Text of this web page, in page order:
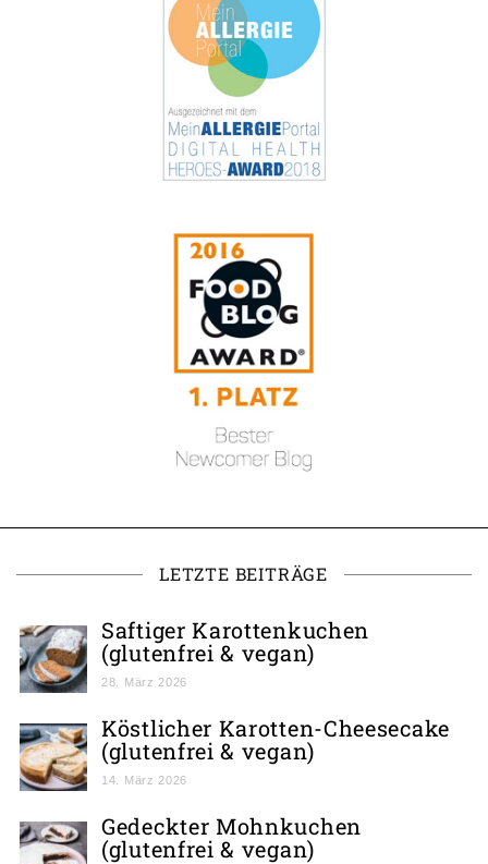
LETZTE BEITRÄGE
Saftiger Karottenkuchen
(glutenfrei & vegan)
28. März 2026
Köstlicher Karotten-Cheesecake
(glutenfrei & vegan)
14. März 2026
Gedeckter Mohnkuchen
(glutenfrei & vegan)